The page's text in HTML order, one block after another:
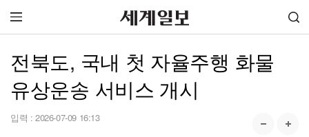
전북도, 국내 첫 자율주행 화물
유상운송 서비스 개시
입력 : 2026-07-09 16:13